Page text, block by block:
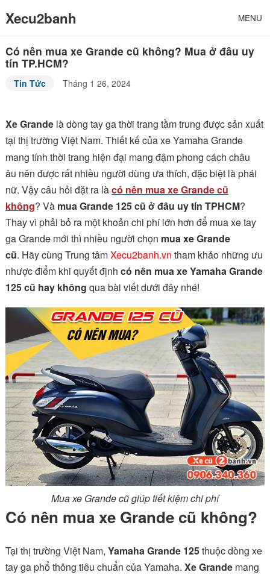
Xecu2banh MENU
Có nên mua xe Grande cũ không? Mua ở đâu uy
tín TP.HCM?
Tin Tức Tháng 1 26, 2024
Xe Grandelà dòng tay ga thời trang tầm trung được sản xuất
tại thị trường Việt Nam. Thiết kế của xe Yamaha Grande
mang tính thời trang hiện đại mang đậm phong cách châu
âu nên được rất nhiều người dùng ưa thích, đặc biệt là phái
nữ. Vậy câu hỏi đặt ra làcó nên mua xe Grande cũ
không? Và mua Grande 125 cũ ở đâu uy tín TPHCM?
Thay vì phải bỏ ra một khoản chi phí lớn hơn để mua xe tay
ga Grande mới thì nhiều người chọn mua xe Grande
cũ. Hãy cùng Trung tâmXecu2banh.vn tham khảo những ưu
nhược điểm khi quyết định có nên mua xe Yamaha Grande
125 cũ hay không qua bài viết dưới đây nhé!
Mua xe Grande cũ giúp tiết kiệm chi phí
Có nên mua xe Grande cũ không?
Tại thị trường Việt Nam, Yamaha Grande 125thuộc dòng xe
tay ga phổ thông tiêu chuẩn của Yamaha. Xe Grandemang